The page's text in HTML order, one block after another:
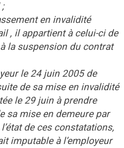
en invalidité
, il appartient à celui-ci de
la suspension du contrat
le 24 juin 2005 de
de sa mise en invalidité
le 29 juin à prendre
sa mise en demeure par
de ces constatations,
imputable à l’employeur